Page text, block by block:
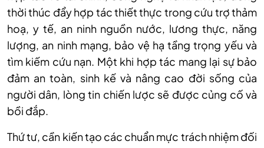
thời thúc đẩy hợp tác thiết thực trong cứu trợ thảm
hoạ, y tế, an ninh nguồn nước, lương thực, năng
lượng, an ninh mạng, bảo vệ hạ tầng trọng yếu và
tìm kiếm cứu nạn. Một khi hợp tác mang lại sự bảo
đảm an toàn, sinh kế và nâng cao đời sống của
người dân, lòng tin chiến lược sẽ được củng cố và
bồi đắp.
Thứ tư, cần kiến tạo các chuẩn mực trách nhiệm đối